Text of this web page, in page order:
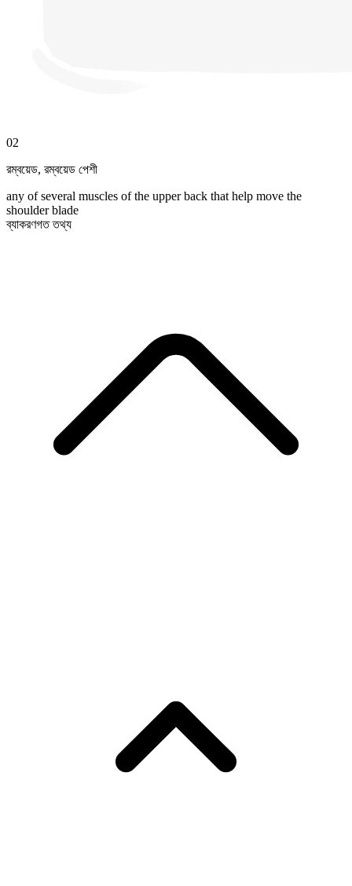
02
রম্বয়েড, রম্বয়েড পেশী
any of several muscles of the upper back that help move the
shoulder blade
ব্যাকরণগত তথ্য